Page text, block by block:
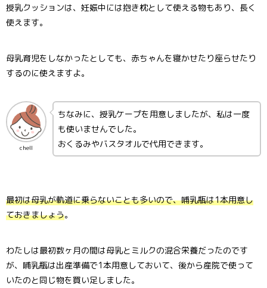
授乳クッションは、妊娠中には抱き枕として使える物もあり、長く
使えます。
母乳育児をしなかったとしても、赤ちゃんを寝かせたり座らせたり
するのに使えますよ。
chell
ちなみに、授乳ケープを用意しましたが、私は一度
も使いませんでした。
おくるみやバスタオルで代用できます。
最初は母乳が軌道に乗らないことも多いので、哺乳瓶は1本用意し
ておきましょう。
わたしは最初数ヶ月の間は母乳とミルクの混合栄養だったのです
が、哺乳瓶は出産準備で1本用意しておいて、後から産院で使って
いたのと同じ物を買い足しました。